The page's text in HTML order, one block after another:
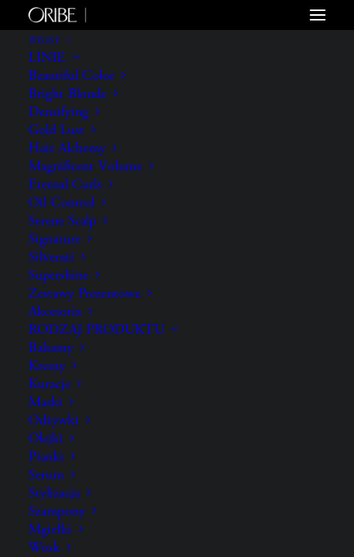
WŁOSY
LINIE
Beautiful Color
Bright Blonde
Densifying
Gold Lust
Hair Alchemy
Magnificent Volume
Eternal Curls
Oil Control
Serene Scalp
Signature
Silverati
Supershine
Zestawy Prezentowe
Akcesoria
RODZAJ PRODUKTU
Balsamy
Kremy
Kuracje
Maski
Odżywki
Olejki
Pianki
Serum
Stylizacja
Szampony
Mgiełki
Wosk